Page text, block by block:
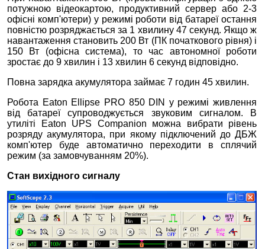
потужною відеокартою, продуктивний сервер або 2-3
офісні комп'ютери) у режимі роботи від батареї остання
повністю розряджається за 1 хвилину 47 секунд. Якщо ж
навантаження становить 200 Вт (ПК початкового рівня) і
150 Вт (офісна система), то час автономної роботи
зростає до 9 хвилин і 13 хвилин 6 секунд відповідно.
Повна зарядка акумулятора займає 7 годин 45 хвилин.
Робота Eaton Ellipse PRO 850 DIN у режимі живлення
від батареї супроводжується звуковим сигналом. В
утиліті Eaton UPS Companion можна вибрати рівень
розряду акумулятора, при якому підключений до ДБЖ
комп'ютер буде автоматично переходити в сплячий
режим (за замовчуванням 20%).
Стан вихідного сигналу